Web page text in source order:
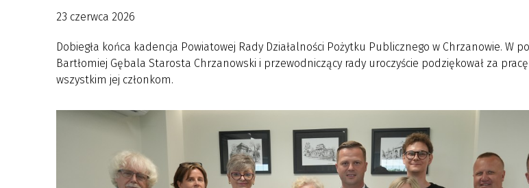
23 czerwca 2026
Dobiegła końca kadencja Powiatowej Rady Działalności Pożytku Publicznego w Chrzanowie. W
Bartłomiej Gębala Starosta Chrzanowski i przewodniczący rady uroczyście podziękował za
wszystkim jej członkom.